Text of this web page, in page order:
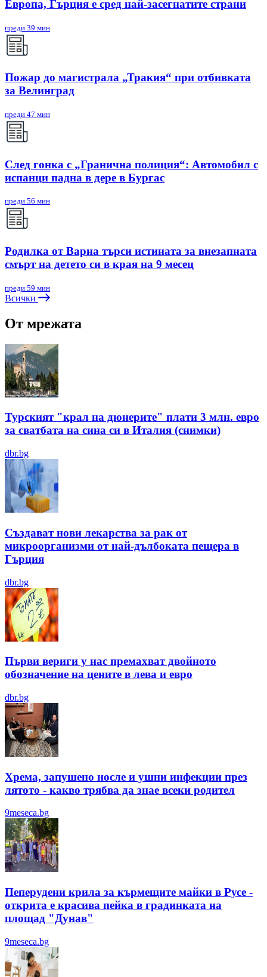
Европа, Гърция е сред най-засегнатите страни
преди 39 мин
Пожар до магистрала „Тракия“ при отбивката
за Велинград
преди 47 мин
След гонка с „Гранична полиция“: Автомобил с
испанци падна в дере в Бургас
преди 56 мин
Родилка от Варна търси истината за внезапната
смърт на детето си в края на 9 месец
преди 59 мин
Всички
От мрежата
Турският "крал на дюнерите" плати 3 млн. евро
за сватбата на сина си в Италия (снимки)
dbr.bg
Създават нови лекарства за рак от
микроорганизми от най-дълбоката пещера в
Гърция
dbr.bg
Първи вериги у нас премахват двойното
обозначение на цените в лева и евро
dbr.bg
Хрема, запушено носле и ушни инфекции през
лятотo - какво трябва да знае всеки родител
9meseca.bg
Пеперудени крила за кърмещите майки в Русе -
открита е красива пейка в градинката на
площад "Дунав"
9meseca.bg